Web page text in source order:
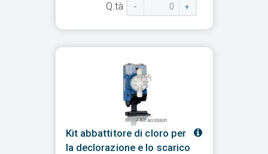
Q.tà - +
Kit abbattitore di cloro per
la declorazione e lo scarico